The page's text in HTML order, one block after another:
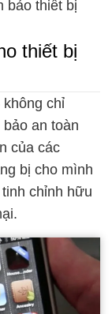
bảo thiết bị
thiết bị
chỉ
an toàn
của các
bị cho mình
chỉnh hữu